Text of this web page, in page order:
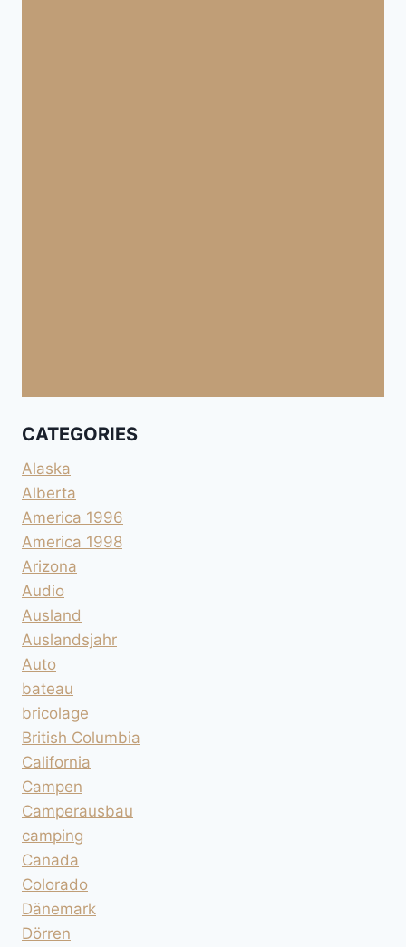
CATEGORIES
Alaska
Alberta
America 1996
America 1998
Arizona
Audio
Ausland
Auslandsjahr
Auto
bateau
bricolage
British Columbia
California
Campen
Camperausbau
camping
Canada
Colorado
Dänemark
Dörren